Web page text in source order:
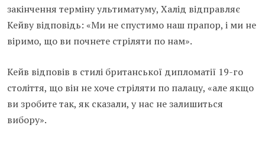
закінчення терміну ультиматуму, Халід відправляє
Кейву відповідь: «Ми не спустимо наш прапор, і ми не
віримо, що ви почнете стріляти по нам».
Кейв відповів в стилі британської дипломатії 19-го
століття, що він не хоче стріляти по палацу, «але якщо
ви зробите так, як сказали, у нас не залишиться
вибору».